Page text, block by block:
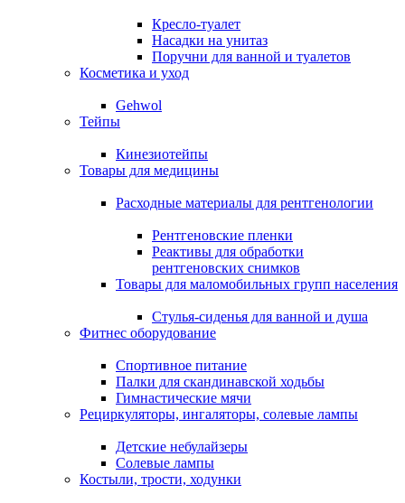
Кресло-туалет
Насадки на унитаз
Поручни для ванной и туалетов
Косметика и уход
Gehwol
Тейпы
Кинезиотейпы
Товары для медицины
Расходные материалы для рентгенологии
Рентгеновские пленки
Реактивы для обработки
рентгеновских снимков
Товары для маломобильных групп населения
Стулья-сиденья для ванной и душа
Фитнес оборудование
Спортивное питание
Палки для скандинавской ходьбы
Гимнастические мячи
Рециркуляторы, ингаляторы, солевые лампы
Детские небулайзеры
Солевые лампы
Костыли, трости, ходунки